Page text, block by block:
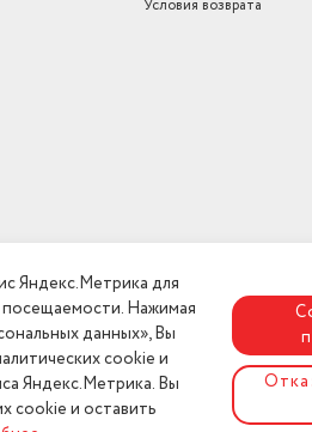
Условия возврата
Яндекс.Метрика для
посещаемости. Нажимая
данных», Вы
cookie и
Яндекс.Метрика. Вы
cookie и оставить